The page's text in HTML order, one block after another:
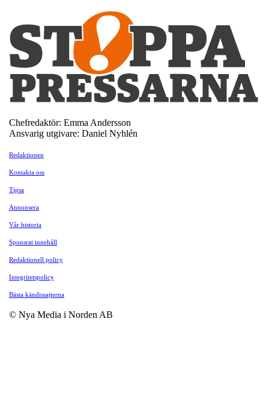
Chefredaktör: Emma Andersson
Ansvarig utgivare: Daniel Nyhlén
Redaktionen
Kontakta oss
Tipsa
Annonsera
Vår historia
Sponsrat innehåll
Redaktionell policy
Integritetspolicy
Bästa kändissajterna
© Nya Media i Norden AB